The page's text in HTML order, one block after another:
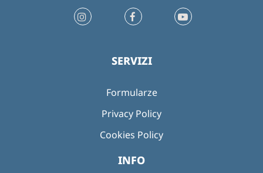
SERVIZI
Formularze
Privacy Policy
Cookies Policy
INFO